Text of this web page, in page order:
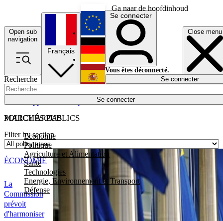
Ga naar de hoofdinhoud
Open sub
navigation
Close menu
Recherche
Se connecter
POLICY AREAS
Economie
Politique
Agriculture et Alimentation
Santé
Technologies
Energie, Environnement et Transport
Défense
Économie
Français
English
Deutsch
Español
Se connecter
Vous êtes déconnecté.
Se connecter
MARCHÉS PUBLICS
Filter by section
La
Commission
prévoit
d'harmoniser
ÉCONOMIE